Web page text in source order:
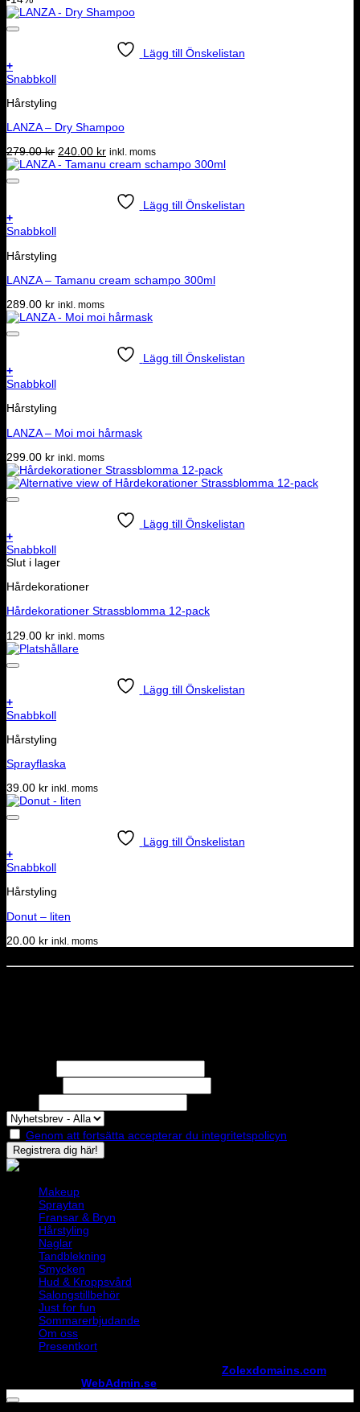
Lägg till Önskelistan
+
Snabbkoll
Hårstyling
LANZA – Dry Shampoo
279.00kr Det
ursprungliga
240.00 krDet
nuvarande
240.00 kr.
inkl. moms
Lägg till Önskelistan
+
Snabbkoll
Hårstyling
LANZA – Tamanu cream schampo 300ml
289.00 kr inkl. moms
Lägg till Önskelistan
+
Snabbkoll
Hårstyling
LANZA – Moi moi hårmask
299.00 kr inkl. moms
Lägg till Önskelistan
+
Snabbkoll
Slut i lager
Hårdekorationer
Hårdekorationer Strassblomma 12-pack
129.00 kr inkl. moms
Lägg till Önskelistan
+
Snabbkoll
Hårstyling
Sprayflaska
39.00 kr inkl. moms
Lägg till Önskelistan
+
Snabbkoll
Hårstyling
Donut – liten
20.00 kr inkl. moms
Genom att fortsätta accepterar du integritetspolicyn
Makeup
Spraytan
Fransar & Bryn
Hårstyling
Naglar
Tandblekning
Smycken
Hud & Kroppsvård
Salongstillbehör
Just for fun
Sommarerbjudande
Om oss
Presentkort
Zolexdomains.com
WebAdmin.se